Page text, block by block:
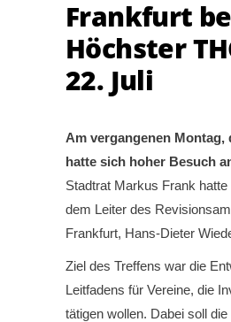
Frankfurt
Höchster
22. Juli
Am vergangenen Montag,
hatte sich hoher Besuch
Stadtrat Markus Frank hatte
dem Leiter des
Frankfurt, Hans-Dieter
Ziel des Treffens war die
Leitfadens für Vereine, die
tätigen wollen. Dabei soll